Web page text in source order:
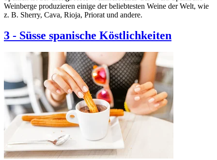
Weinberge produzieren einige der beliebtesten Weine der Welt, wie
z. B. Sherry, Cava, Rioja, Priorat und andere.
3 - Süsse spanische Köstlichkeiten